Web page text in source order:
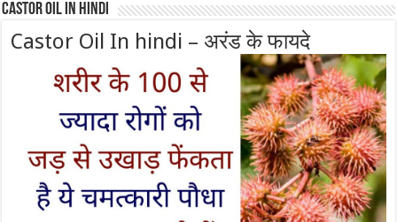
Castor Oil In Hindi
Castor Oil In hindi – अरंड के फायदे